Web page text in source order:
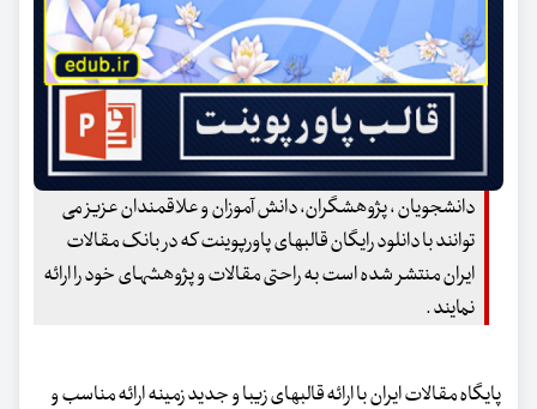
دانشجویان ، پژوهشگران، دانش آموزان و علاقمندان عزیز می
توانند با دانلود رایگان قالبهای پاورپوینت که در بانک مقالات
ایران منتشر شده است به راحتی مقالات و پژوهشهای خود را ارائه
نمایند .
پایگاه مقالات ایران با ارائه قالبهای زیبا و جدید زمینه ارائه مناسب و